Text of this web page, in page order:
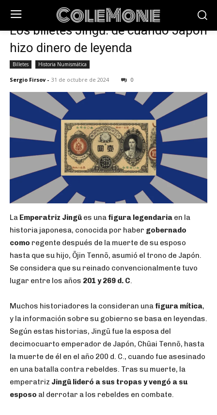
ColeMone
Inicio
Los billetes Jingū: de cuando Japón
hizo dinero de leyenda
Billetes Historia Numismática
Sergio Firsov - 31 de octubre de 2024 0
La Emperatriz Jingū es una figura legendaria en la
historia japonesa, conocida por haber gobernado
como regente después de la muerte de su esposo
hasta que su hijo, Ōjin Tennō, asumió el trono de Japón.
Se considera que su reinado convencionalmente tuvo
lugar entre los años 201 y 269 d. C.
Muchos historiadores la consideran una figura mítica,
y la información sobre su gobierno se basa en leyendas.
Según estas historias, Jingū fue la esposa del
decimocuarto emperador de Japón, Chūai Tennō, hasta
la muerte de él en el año 200 d. C., cuando fue asesinado
en una batalla contra rebeldes. Tras su muerte, la
emperatriz Jingū lideró a sus tropas y vengó a su
esposo al derrotar a los rebeldes en combate.